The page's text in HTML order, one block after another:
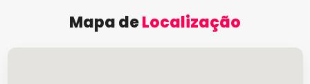
Mapa deLocalização